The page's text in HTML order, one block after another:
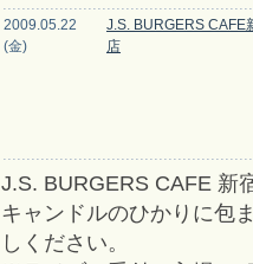
2009.05.22
(金)
J.S. BURGERS CAFE
店
J.S. BURGERS CAFE 新
キャンドルのひかりに包
しください。